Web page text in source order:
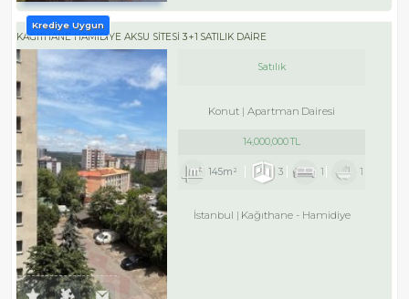
KAĞITHANE HAMİDİYE AKSU SİTESİ 3+1 SATILIK DAİRE
Krediye Uygun
Satılık
Konut Apartman Dairesi
14,000,000 TL
145m² 3 1 1
İstanbul Kağıthane - Hamidiye